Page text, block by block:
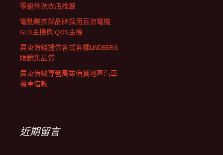
零組件洗衣店推薦
電動曬衣架品牌採用直流電機
GLO主機與IQOS主機
屏東借錢提供各式各樣LINDBERG
眼鏡集品質
屏東借錢專營高雄借貸地區汽車
機車借款
近期留言